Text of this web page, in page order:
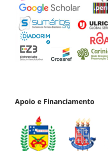
Apoio e Financiamento